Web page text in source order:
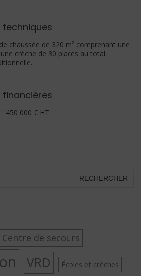
chaussée de 320 m² comprenant une
crèche de 30 places au total.
450 000 € HT
Centre de secours
VRD Écoles et crèches